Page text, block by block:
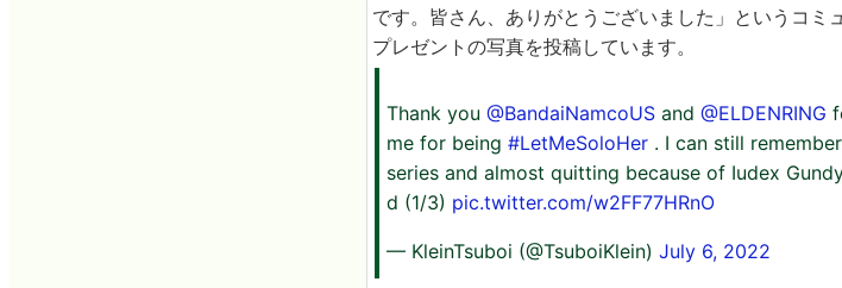
です。皆さん、ありがとうございました」というコミ
プレゼントの写真を投稿しています。
Thank you @BandaiNamcoUS and @ELDENRING
me for being #LetMeSoloHer . I can still
series and almost quitting because of Iudex
d (1/3) pic.twitter.com/w2FF77HRnO
— KleinTsuboi (@TsuboiKlein) July 6, 2022